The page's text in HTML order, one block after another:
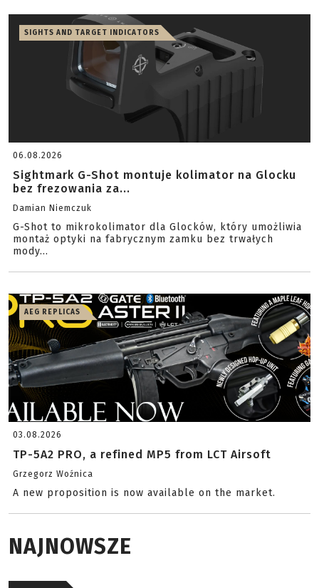
SIGHTS AND TARGET INDICATORS
06.08.2026
Sightmark G-Shot montuje kolimator na Glocku
bez frezowania za...
Damian Niemczuk
G-Shot to mikrokolimator dla Glocków, który umożliwia
montaż optyki na fabrycznym zamku bez trwałych
mody...
AEG REPLICAS
03.08.2026
TP-5A2 PRO, a refined MP5 from LCT Airsoft
Grzegorz Woźnica
A new proposition is now available on the market.
NAJNOWSZE